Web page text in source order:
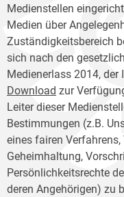
Medienstellen
Medien über
Zuständigkeitsbereich
sich nach den
Medienerlass 2014, der
Download zur
Leiter dieser
Bestimmungen (z.B.
eines fairen
Geheimhaltung,
Persönlichkeitsrechte
deren Angehörigen) zu